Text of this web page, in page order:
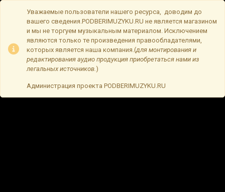
Уважаемые пользователи нашего ресурса, доводим до
вашего сведения.PODBERIMUZYKU.RU не является магазином
и мы не торгуем музыкальным материалом. Исключением
являются только те произведения правообладателями,
которых является наша компания.(для монтирования и
редактирования аудио продукция приобретаться нами из
легальных источников.)
Администрация проекта PODBERIMUZYKU.RU